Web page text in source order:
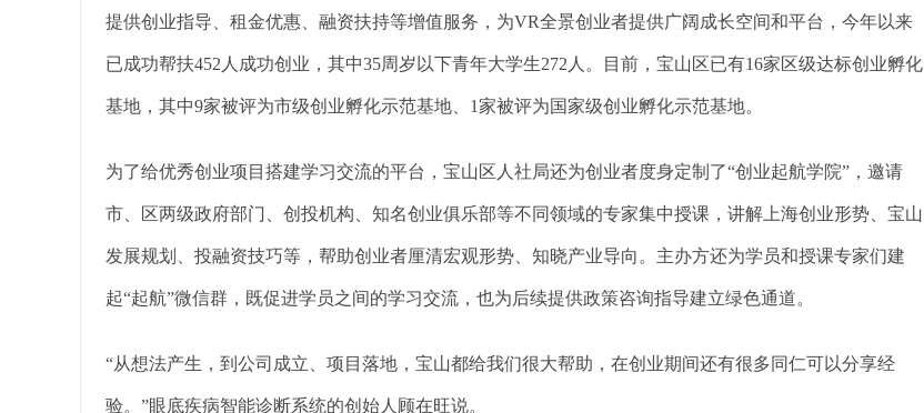
提供创业指导、租金优惠、融资扶持等增值服务，为VR全景创业者提供广阔成长空间和平台，今年以来
已成功帮扶452人成功创业，其中35周岁以下青年大学生272人。目前，宝山区已有16家区级达标创业孵化
基地，其中9家被评为市级创业孵化示范基地、1家被评为国家级创业孵化示范基地。
为了给优秀创业项目搭建学习交流的平台，宝山区人社局还为创业者度身定制了“创业起航学院”，邀请
市、区两级政府部门、创投机构、知名创业俱乐部等不同领域的专家集中授课，讲解上海创业形势、宝山
发展规划、投融资技巧等，帮助创业者厘清宏观形势、知晓产业导向。主办方还为学员和授课专家们建
起“起航”微信群，既促进学员之间的学习交流，也为后续提供政策咨询指导建立绿色通道。
“从想法产生，到公司成立、项目落地，宝山都给我们很大帮助，在创业期间还有很多同仁可以分享经
验。”眼底疾病智能诊断系统的创始人顾在旺说。